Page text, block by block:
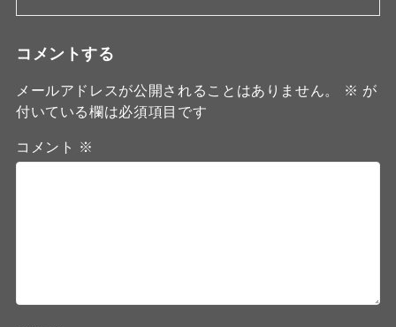
コメントする
メールアドレスが公開されることはありません。 ※ が
付いている欄は必須項目です
コメント ※